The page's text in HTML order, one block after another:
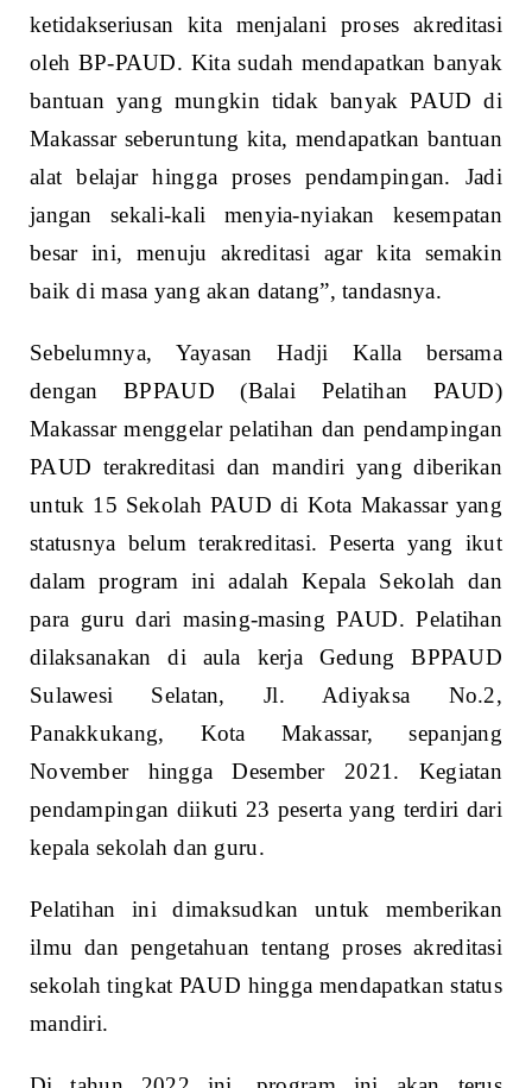
ketidakseriusan kita menjalani proses akreditasi
oleh BP-PAUD. Kita sudah mendapatkan banyak
bantuan yang mungkin tidak banyak PAUD di
Makassar seberuntung kita, mendapatkan bantuan
alat belajar hingga proses pendampingan. Jadi
jangan sekali-kali menyia-nyiakan kesempatan
besar ini, menuju akreditasi agar kita semakin
baik di masa yang akan datang”, tandasnya.
Sebelumnya, Yayasan Hadji Kalla bersama
dengan BPPAUD (Balai Pelatihan PAUD)
Makassar menggelar pelatihan dan pendampingan
PAUD terakreditasi dan mandiri yang diberikan
untuk 15 Sekolah PAUD di Kota Makassar yang
statusnya belum terakreditasi. Peserta yang ikut
dalam program ini adalah Kepala Sekolah dan
para guru dari masing-masing PAUD. Pelatihan
dilaksanakan di aula kerja Gedung BPPAUD
Sulawesi Selatan, Jl. Adiyaksa No.2,
Panakkukang, Kota Makassar, sepanjang
November hingga Desember 2021. Kegiatan
pendampingan diikuti 23 peserta yang terdiri dari
kepala sekolah dan guru.
Pelatihan ini dimaksudkan untuk memberikan
ilmu dan pengetahuan tentang proses akreditasi
sekolah tingkat PAUD hingga mendapatkan status
mandiri.